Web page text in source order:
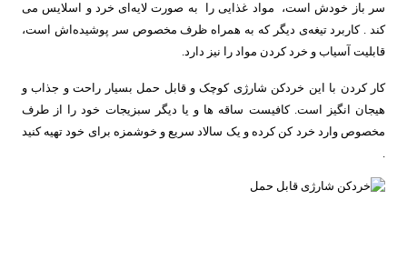
سر باز خودش است، مواد غذایی را به صورت لایه‌ای خرد و اسلایس می‌
کند . کاربرد تیغه‌ی دیگر که به همراه ظرف مخصوص سر پوشیده‌اش است،
قابلیت آسیاب و خرد کردن مواد را نیز دارد.
کار کردن با این خردکن شارژی کوچک و قابل حمل بسیار راحت و جذاب و
هیجان انگیز است. کافیست ساقه ها و یا دیگر سبزیجات خود را از طرف
مخصوص وارد خرد کن کرده و یک سالاد سریع و خوشمزه برای خود تهیه کنید
.